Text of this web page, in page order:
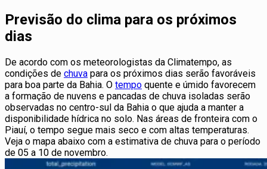
Previsão do clima para os próximos
dias
De acordo com os meteorologistas da Climatempo, as
condições de chuva para os próximos dias serão favoráveis
para boa parte da Bahia. O tempo quente e úmido favorecem
a formação de nuvens e pancadas de chuva isoladas serão
observadas no centro-sul da Bahia o que ajuda a manter a
disponibilidade hídrica no solo. Nas áreas de fronteira com o
Piauí, o tempo segue mais seco e com altas temperaturas.
Veja o mapa abaixo com a estimativa de chuva para o período
de 05 a 10 de novembro.